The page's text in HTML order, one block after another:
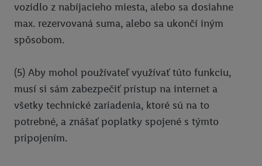
vozidlo z nabíjacieho miesta, alebo sa dosiahne
max. rezervovaná suma, alebo sa ukončí iným
spôsobom.
(5) Aby mohol používateľ využívať túto funkciu,
musí si sám zabezpečiť prístup na internet a
všetky technické zariadenia, ktoré sú na to
potrebné, a znášať poplatky spojené s týmto
pripojením.